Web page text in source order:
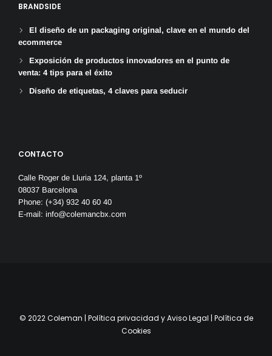
BRANDSIDE
El diseño de un packaging original, clave en el mundo del
ecommerce
Exposición de productos innovadores en el punto de
venta: 4 tips para el éxito
Diseño de etiquetas, 4 claves para seducir
CONTACTO
Calle Roger de Lluria 124, planta 1º
08037 Barcelona
Phone: (+34) 932 40 60 40
E-mail: info@colemancbx.com
© 2022 Coleman | Política privacidad y Aviso Legal | Política de
Cookies